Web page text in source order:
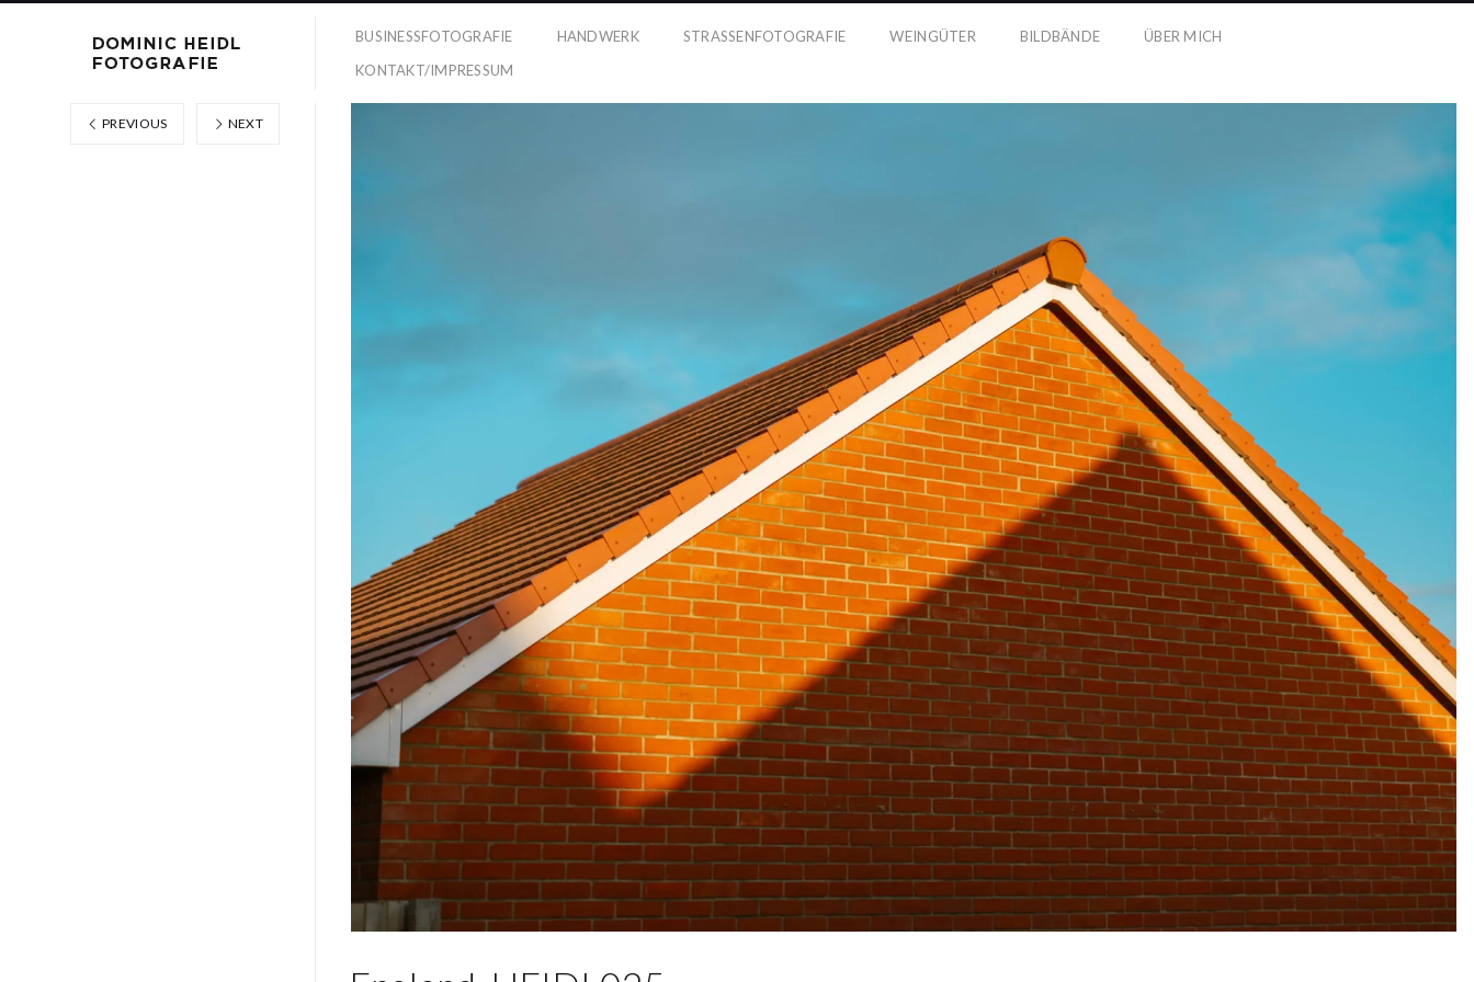
BUSINESSFOTOGRAFIE HANDWERK STRASSENFOTOGRAFIE WEINGÜTER BILDBÄNDE
ÜBER MICH
KONTAKT/IMPRESSUM
PREVIOUS NEXT